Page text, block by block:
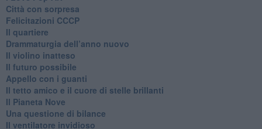
Città con sorpresa
Felicitazioni CCCP
​Il quartiere
​Drammaturgia dell’anno nuovo
​Il violino inatteso
​Il futuro possibile
​Appello con i guanti
​Il tetto amico e il cuore di stelle brillanti
​Il Pianeta Nove
​Una questione di bilance
​Il ventilatore invidioso